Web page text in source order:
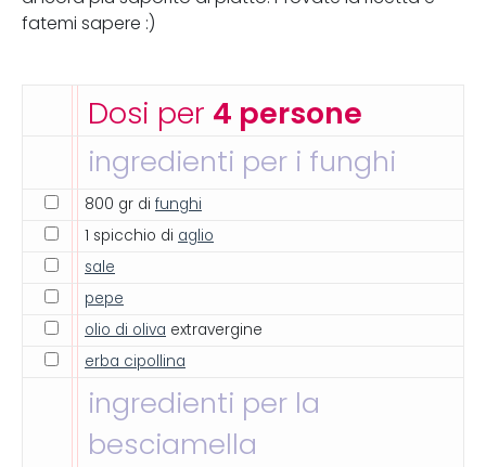
fatemi sapere :)
Dosi per 4 persone
ingredienti per i funghi
800 gr di funghi
1 spicchio di aglio
sale
pepe
olio di oliva extravergine
erba cipollina
ingredienti per la
besciamella